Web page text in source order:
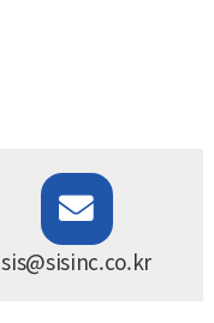
sis@sisinc.co.kr